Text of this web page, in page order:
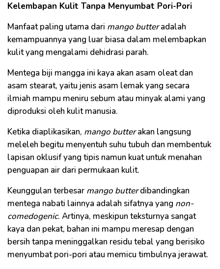
Kelembapan Kulit Tanpa Menyumbat Pori-Pori
Manfaat paling utama dari mango butteradalah
kemampuannya yang luar biasa dalam melembapkan
kulit yang mengalami dehidrasi parah.
Mentega biji mangga ini kaya akan asam oleat dan
asam stearat, yaitu jenis asam lemak yang secara
ilmiah mampu meniru sebum atau minyak alami yang
diproduksi oleh kulit manusia.
Ketika diaplikasikan, mango butterakan langsung
meleleh begitu menyentuh suhu tubuh dan membentuk
lapisan oklusif yang tipis namun kuat untuk menahan
penguapan air dari permukaan kulit.
Keunggulan terbesar mango butterdibandingkan
mentega nabati lainnya adalah sifatnya yang non-
comedogenic. Artinya, meskipun teksturnya sangat
kaya dan pekat, bahan ini mampu meresap dengan
bersih tanpa meninggalkan residu tebal yang berisiko
menyumbat pori-pori atau memicu timbulnya jerawat.